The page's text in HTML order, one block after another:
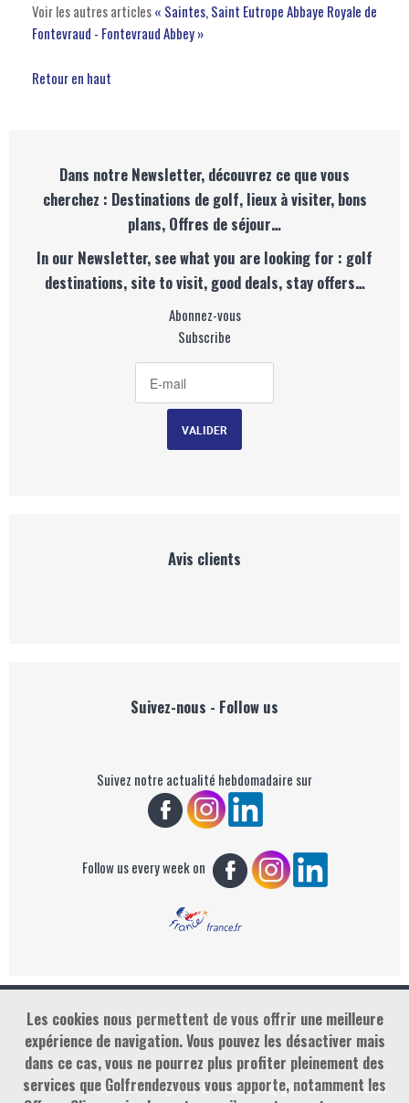
Voir les autres articles« Saintes, Saint EutropeAbbaye Royale de
Fontevraud - Fontevraud Abbey »
Retour en haut
Dans notre Newsletter, découvrez ce que vous
cherchez : Destinations de golf, lieux à visiter, bons
plans, Offres de séjour…
In our Newsletter, see what you are looking for : golf
destinations, site to visit, good deals, stay offers…
Abonnez-vous
Subscribe
Avis clients
Suivez-nous - Follow us
Suivez notre actualité hebdomadaire sur
Follow us every week on
Copyright : Golf Rendez-vous
Mentions légales &
contact@golfrendezvous.com
Les cookies nous permettent de vous offrir une meilleure
expérience de navigation. Vous pouvez les désactiver mais
dans ce cas, vous ne pourrez plus profiter pleinement des
services que Golfrendezvous vous apporte, notamment les